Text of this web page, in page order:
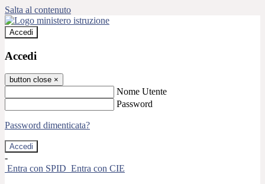
Salta al contenuto
Accedi
Accedi
button close ×
Nome Utente
Password
Password dimenticata?
-
Entra con SPID Entra con CIE